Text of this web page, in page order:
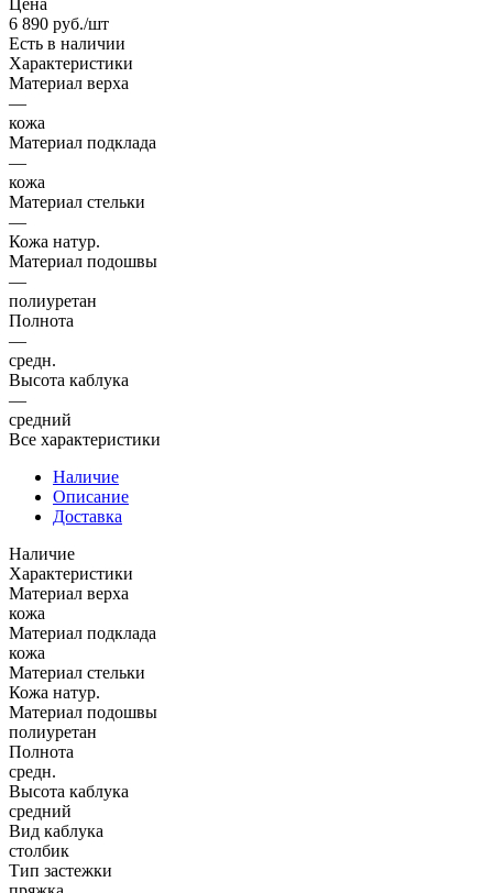
6 890 руб./шт
Есть в наличии
Характеристики
Материал верха
—
кожа
Материал подклада
—
кожа
Материал стельки
—
Кожа натур.
Материал подошвы
—
полиуретан
Полнота
—
средн.
Высота каблука
—
средний
Все характеристики
Наличие
Описание
Доставка
Наличие
Характеристики
Материал верха
кожа
Материал подклада
кожа
Материал стельки
Кожа натур.
Материал подошвы
полиуретан
Полнота
средн.
Высота каблука
средний
Вид каблука
столбик
Тип застежки